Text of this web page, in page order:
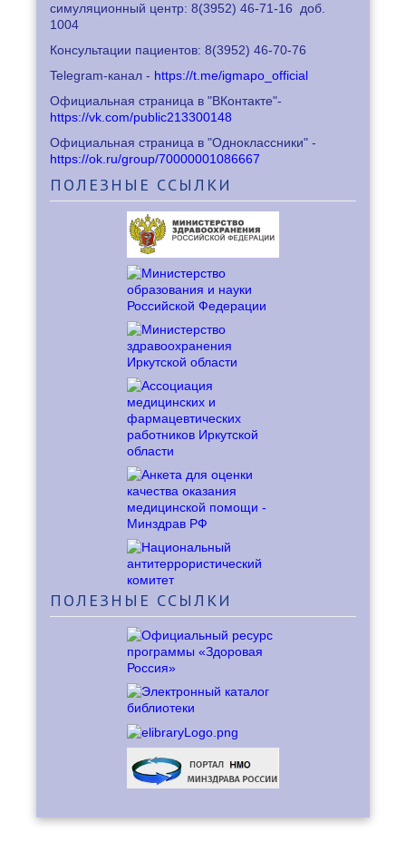
симуляционный центр: 8(3952) 46-71-16
доб.
1004
Консультации пациентов: 8(3952) 46-70-76
Telegram-канал - https://t.me/igmapo_official
Официальная страница в "ВКонтакте"-
https://vk.com/public213300148
Официальная страница в "Одноклассники" -
https://ok.ru/group/70000001086667
ПОЛЕЗНЫЕ ССЫЛКИ
ПОЛЕЗНЫЕ ССЫЛКИ